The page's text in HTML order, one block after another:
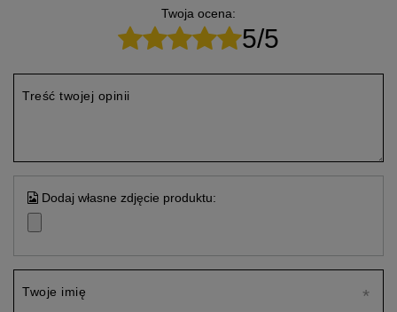
Twoja ocena:
5/5
Treść twojej opinii
Dodaj własne zdjęcie produktu:
Twoje imię